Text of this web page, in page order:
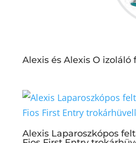
Alexis és Alexis O izoláló
Alexis Laparoszkópos